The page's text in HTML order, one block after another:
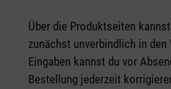
Über die Produktseiten
zunächst unverbindlich in den
Eingaben kannst du vor
Bestellung jederzeit